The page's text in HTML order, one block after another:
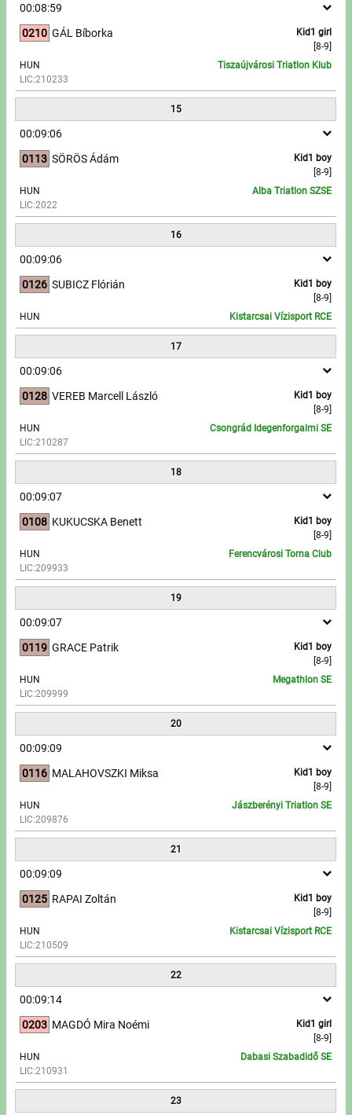
00:08:59
0210
Kid1 girl
[8-9]
GÁL Bíborka
HUN
LIC:210233
Tiszaújvárosi Triatlon Klub
15
00:09:06
0113
Kid1 boy
[8-9]
SÖRÖS Ádám
HUN
LIC:2022
Alba Triatlon SZSE
16
00:09:06
0126
Kid1 boy
[8-9]
SUBICZ Flórián
HUN Kistarcsai Vízisport RCE
17
00:09:06
0128
Kid1 boy
[8-9]
VEREB Marcell László
HUN
LIC:210287
Csongrád Idegenforgalmi SE
18
00:09:07
0108
Kid1 boy
[8-9]
KUKUCSKA Benett
HUN
LIC:209933
Ferencvárosi Torna Club
19
00:09:07
0119
Kid1 boy
[8-9]
GRACE Patrik
HUN
LIC:209999
Megathlon SE
20
00:09:09
0116
Kid1 boy
[8-9]
MALAHOVSZKI Miksa
HUN
LIC:209876
Jászberényi Triatlon SE
21
00:09:09
0125
Kid1 boy
[8-9]
RAPAI Zoltán
HUN
LIC:210509
Kistarcsai Vízisport RCE
22
00:09:14
0203
Kid1 girl
[8-9]
MAGDÓ Mira Noémi
HUN
LIC:210931
Dabasi Szabadidő SE
23